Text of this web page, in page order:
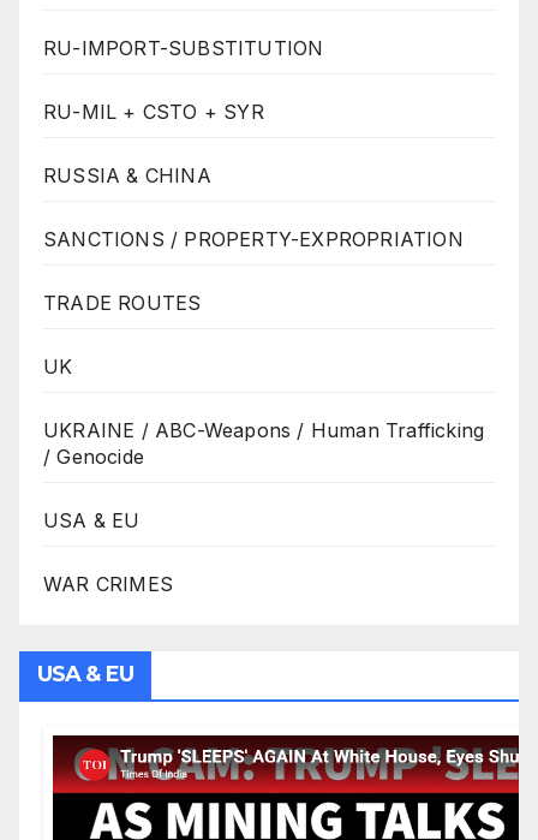
RU-IMPORT-SUBSTITUTION
RU-MIL + CSTO + SYR
RUSSIA & CHINA
SANCTIONS / PROPERTY-EXPROPRIATION
TRADE ROUTES
UK
UKRAINE / ABC-Weapons / Human Trafficking
/ Genocide
USA & EU
WAR CRIMES
USA & EU